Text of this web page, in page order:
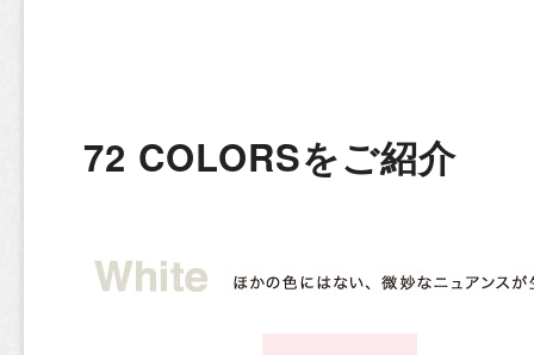
72 COLORSをご紹介